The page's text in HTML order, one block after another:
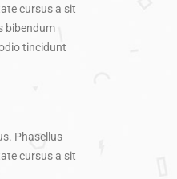
cursus a sit
bibendum
tincidunt
Phasellus
cursus a sit